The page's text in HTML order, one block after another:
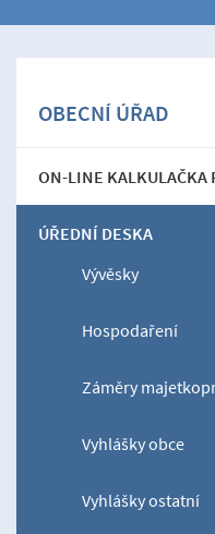
OBECNÍ ÚŘAD
ON-LINE KALKULAČKA
ÚŘEDNÍ DESKA
Vývěsky
Hospodaření
Záměry
Vyhlášky obce
Vyhlášky ostatní